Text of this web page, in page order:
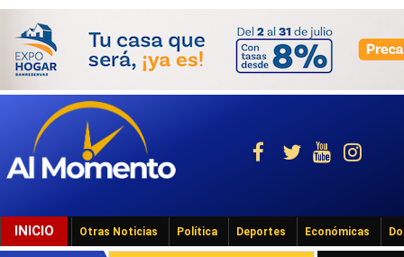
INICIO Otras Noticias Política Deportes Económicas